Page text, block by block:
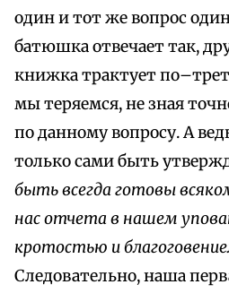
один и тот же вопрос
батюшка отвечает так,
книжка трактует
мы теряемся, не зная
по данному вопросу. А
только сами быть
быть всегда готовы
нас отчета в нашем
кротостью и
Следовательно, наша